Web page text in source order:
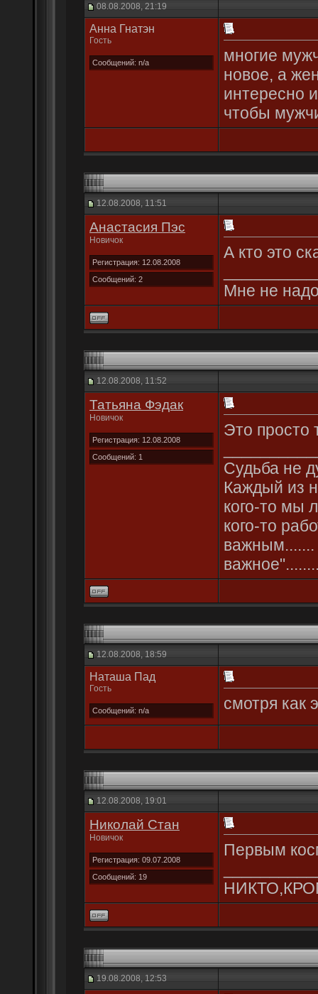
08.08.2008, 21:19
Анна Гнатэн
Гость
Сообщений: n/a
многие
новое, а
интересно
чтобы
12.08.2008, 11:51
Анастасия Пэс
Новичок
Регистрация: 12.08.2008
Сообщений: 2
А кто это
Мне не
12.08.2008, 11:52
Татьяна Фэдак
Новичок
Регистрация: 12.08.2008
Сообщений: 1
Это просто
Судьба не
Каждый из
кого-то мы
кого-то
важным.......
12.08.2008, 18:59
Наташа Пад
Гость
Сообщений: n/a смотря как
12.08.2008, 19:01
Николай Стан
Новичок
Регистрация: 09.07.2008
Сообщений: 19
Первым
19.08.2008, 12:53